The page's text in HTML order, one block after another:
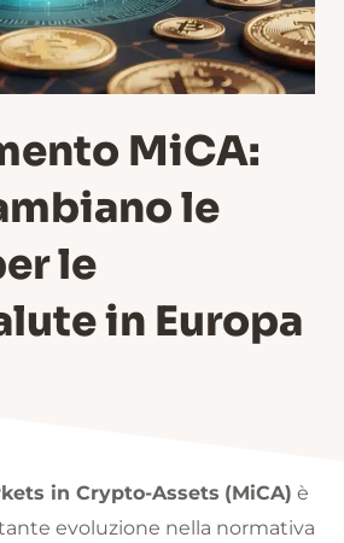
MiCA:
le
le
in Europa
in Crypto-Assets (MiCA) è
evoluzione nella normativa